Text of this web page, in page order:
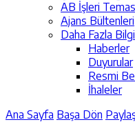
AB İşleri
Ajans Bültenleri
Daha Fazla
Haberler
Duyurular
Resmi
İhaleler
Ana Sayfa Başa Dön